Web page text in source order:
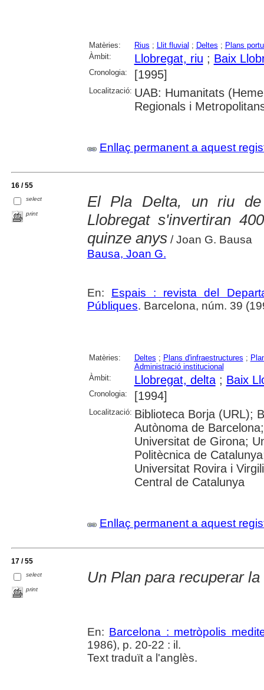
Matèries: Rius ; Llit fluvial ; Deltes ; Plans
Àmbit:
Llobregat, riu ; Baix
Cronologia: [1995]
Localització: UAB: Humanitats
Regionals i
Enllaç permanent a aquest
16 / 55
select
print
El Pla Delta, un riu
Llobregat s'invertiran
quinze anys/ Joan G. Bausa
Bausa, Joan G.
En: Espais : revista del
Públiques. Barcelona, núm. 39
Matèries: Deltes ; Plans d'infraestructures ;
Administració institucional
Àmbit:
Llobregat, delta; Baix
Cronologia: [1994]
Localització: Biblioteca Borja (URL);
Autònoma de
Universitat de Girona;
Politècnica de
Universitat Rovira i
Central de Catalunya
Enllaç permanent a aquest
17 / 55
select
print
Un Plan para recuperar la
En: Barcelona : metròpolis
1986), p. 20-22 : il.
Text traduït a l'anglès.